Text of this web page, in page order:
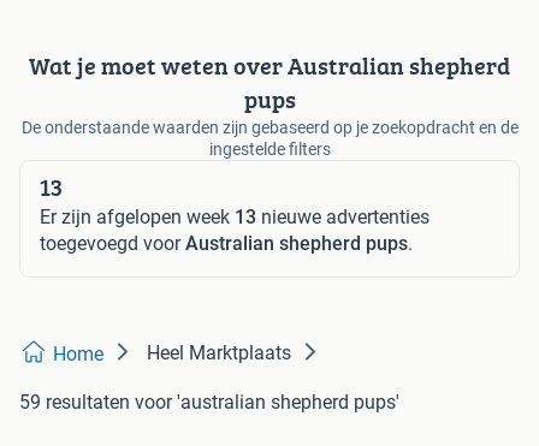
Wat je moet weten over Australian shepherd
pups
De onderstaande waarden zijn gebaseerd op je zoekopdracht en de
ingestelde filters
13
Er zijn afgelopen week 13 nieuwe advertenties
toegevoegd voorAustralian shepherd pups.
Home Heel Marktplaats
59 resultaten voor 'australian shepherd pups'